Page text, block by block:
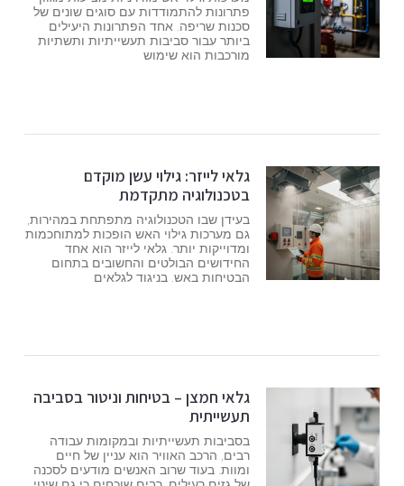
פתרונות להתמודדות עם סוגים שונים של
סכנות שריפה. אחד הפתרונות היעילים
ביותר עבור סביבות תעשייתיות ותשתיות
מורכבות הוא שימוש
גלאי לייזר: גילוי עשן מוקדם
בטכנולוגיה מתקדמת
בעידן שבו הטכנולוגיה מתפתחת במהירות,
גם מערכות גילוי האש הופכות למתוחכמות
ומדוייקות יותר. גלאי לייזר הוא אחד
החידושים הבולטים והחשובים בתחום
הבטיחות באש. בניגוד לגלאים
גלאי חמצן – בטיחות וניטור בסביבה
תעשייתית
בסביבות תעשייתיות ובמקומות עבודה
רבים, הרכב האוויר הוא עניין של חיים
ומוות. בעוד שרוב האנשים מודעים לסכנה